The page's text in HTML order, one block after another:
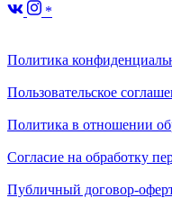
*
Политика
Пользовательское
Политика в отношении
Согласие на обработку
Публичный договор-